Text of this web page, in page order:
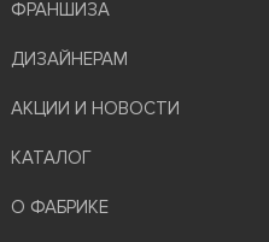
ФРАНШИЗА
ДИЗАЙНЕРАМ
АКЦИИ И НОВОСТИ
КАТАЛОГ
О ФАБРИКЕ